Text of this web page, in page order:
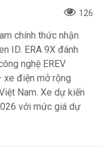
126
chính thức nhận
ID. ERA 9X đánh
nghệ EREV
xe điện mở rộng
Nam. Xe dự kiến
với mức giá dự